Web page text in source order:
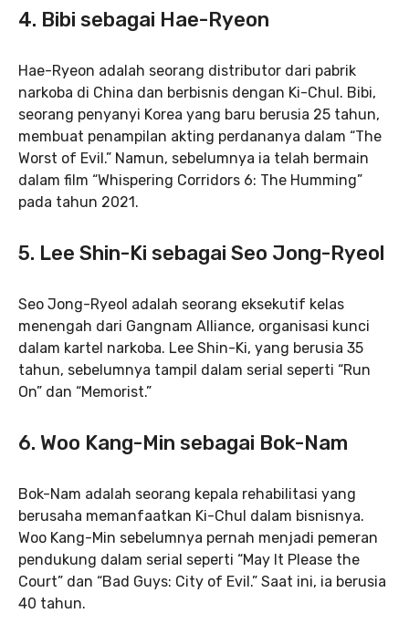
4. Bibi sebagai Hae-Ryeon
Hae-Ryeon adalah seorang distributor dari pabrik
narkoba di China dan berbisnis dengan Ki-Chul. Bibi,
seorang penyanyi Korea yang baru berusia 25 tahun,
membuat penampilan akting perdananya dalam “The
Worst of Evil.” Namun, sebelumnya ia telah bermain
dalam film “Whispering Corridors 6: The Humming”
pada tahun 2021.
5. Lee Shin-Ki sebagai Seo Jong-Ryeol
Seo Jong-Ryeol adalah seorang eksekutif kelas
menengah dari Gangnam Alliance, organisasi kunci
dalam kartel narkoba. Lee Shin-Ki, yang berusia 35
tahun, sebelumnya tampil dalam serial seperti “Run
On” dan “Memorist.”
6. Woo Kang-Min sebagai Bok-Nam
Bok-Nam adalah seorang kepala rehabilitasi yang
berusaha memanfaatkan Ki-Chul dalam bisnisnya.
Woo Kang-Min sebelumnya pernah menjadi pemeran
pendukung dalam serial seperti “May It Please the
Court” dan “Bad Guys: City of Evil.” Saat ini, ia berusia
40 tahun.